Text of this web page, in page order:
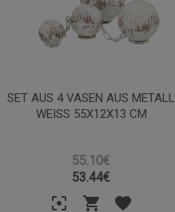
SET AUS 4 VASEN AUS METALL
WEISS 55X12X13 CM
55.10€
53.44€